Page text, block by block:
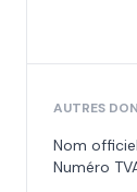
AUTRES
Nom
Numéro